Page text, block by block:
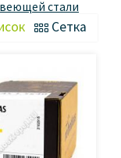
стали
 Сетка